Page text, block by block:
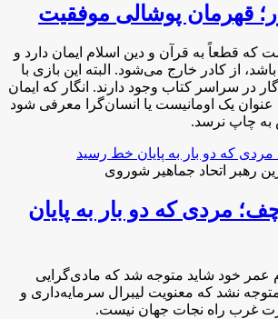
قهرمان پوشالی موفقیت
قطعاً به قرآن و دین اسلام ایمان دارد و
از کادر خارج می‌شود. البته این بازی با
در سراسر کتاب وجود دارند. انگار که ایمان
یک اومانیست یا انسان‌گرا معرفی شود
به چاپ نرسد.
رهبر اتحاد جماهیر شوروی
مردی که دو بار به پایان
عمر خود شاید متوجه شد که مادی‌گرایی
نشد که معنویت لیبرال سرمایه‌داری و
غرب راه نجات جهان نیست.